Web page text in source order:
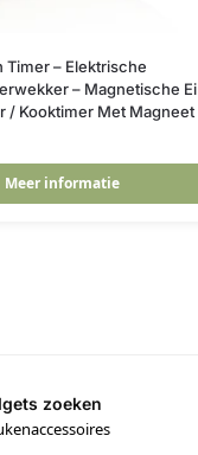
Timer – Elektrische
– Magnetische Ei
/ Kooktimer Met Magneet
Meer informatie
zoeken